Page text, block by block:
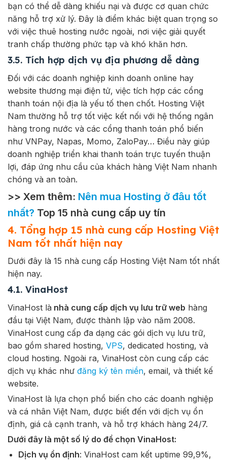
bạn có thể dễ dàng khiếu nại và được cơ quan chức
năng hỗ trợ xử lý. Đây là điểm khác biệt quan trọng so
với việc thuê hosting nước ngoài, nơi việc giải quyết
tranh chấp thường phức tạp và khó khăn hơn.
3.5. Tích hợp dịch vụ địa phương dễ dàng
Đối với các doanh nghiệp kinh doanh online hay
website thương mại điện tử, việc tích hợp các cổng
thanh toán nội địa là yếu tố then chốt. Hosting Việt
Nam thường hỗ trợ tốt việc kết nối với hệ thống ngân
hàng trong nước và các cổng thanh toán phổ biến
như VNPay, Napas, Momo, ZaloPay… Điều này giúp
doanh nghiệp triển khai thanh toán trực tuyến thuận
lợi, đáp ứng nhu cầu của khách hàng Việt Nam nhanh
chóng và an toàn.
>> Xem thêm: Nên mua Hosting ở đâu tốt
nhất? Top 15 nhà cung cấp uy tín
4. Tổng hợp 15 nhà cung cấp Hosting Việt
Nam tốt nhất hiện nay
Dưới đây là 15 nhà cung cấp Hosting Việt Nam tốt nhất
hiện nay.
4.1. VinaHost
VinaHost là nhà cung cấp dịch vụ lưu trữ web hàng
đầu tại Việt Nam, được thành lập vào năm 2008.
VinaHost cung cấp đa dạng các gói dịch vụ lưu trữ,
bao gồm shared hosting, VPS, dedicated hosting, và
cloud hosting. Ngoài ra, VinaHost còn cung cấp các
dịch vụ khác như đăng ký tên miền, email, và thiết kế
website.
VinaHost là lựa chọn phổ biến cho các doanh nghiệp
và cá nhân Việt Nam, được biết đến với dịch vụ ổn
định, giá cả cạnh tranh, và hỗ trợ khách hàng 24/7.
Dưới đây là một số lý do để chọn VinaHost:
Dịch vụ ổn định: VinaHost cam kết uptime 99,9%,